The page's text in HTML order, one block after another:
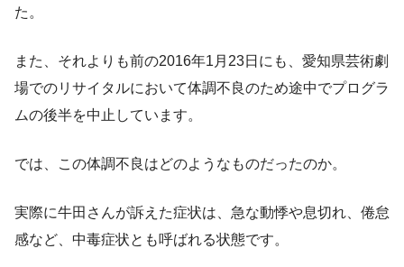
た。
また、それよりも前の2016年1月23日にも、愛知県芸術劇
場でのリサイタルにおいて体調不良のため途中でプログラ
ムの後半を中止しています。
では、この体調不良はどのようなものだったのか。
実際に牛田さんが訴えた症状は、急な動悸や息切れ、倦怠
感など、中毒症状とも呼ばれる状態です。